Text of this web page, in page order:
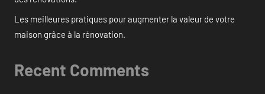
Les meilleures pratiques pour augmenter la valeur de votre
maison grâce à la rénovation.
Recent Comments